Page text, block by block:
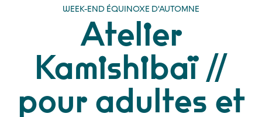
WEEK-END ÉQUINOXE D'AUTOMNE
Atelier
Kamishibaï //
pour adultes et